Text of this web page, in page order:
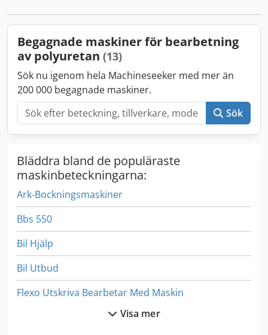
Begagnade maskiner för bearbetning
av polyuretan (13)
Sök nu igenom hela Machineseeker med mer än
200 000 begagnade maskiner.
Sök
Bläddra bland de populäraste
maskinbeteckningarna:
Ark-Bockningsmaskiner
Bbs 550
Bil Hjälp
Bil Utbud
Flexo Utskriva Bearbetar Med Maskin
Visa mer